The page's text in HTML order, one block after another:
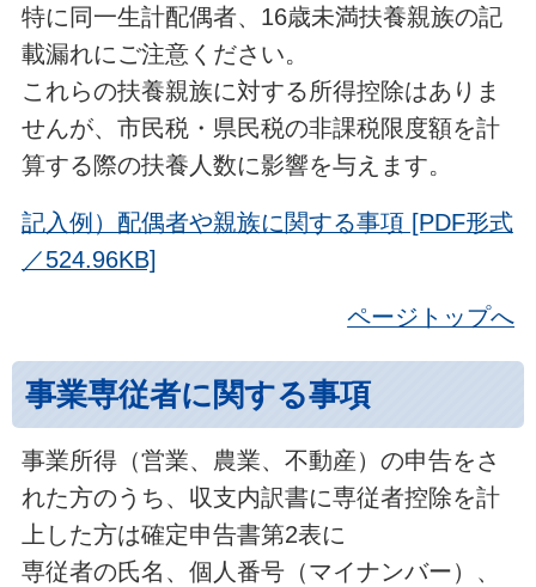
特に同一生計配偶者、16歳未満扶養親族の記
載漏れにご注意ください。
これらの扶養親族に対する所得控除はありま
せんが、市民税・県民税の非課税限度額を計
算する際の扶養人数に影響を与えます。
記入例）配偶者や親族に関する事項 [PDF形式
／524.96KB]
ページトップへ
事業専従者に関する事項
事業所得（営業、農業、不動産）の申告をさ
れた方のうち、収支内訳書に専従者控除を計
上した方は確定申告書第2表に
専従者の氏名、個人番号（マイナンバー）、